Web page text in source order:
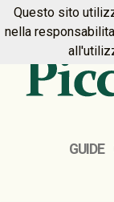
HOME
GUIDE
Questo sito
nella